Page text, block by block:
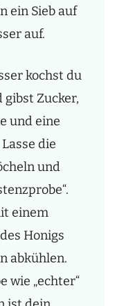
ein Sieb auf
auf.
kochst du
Zucker,
und eine
die
und
einem
Honigs
abkühlen.
wie „echter“